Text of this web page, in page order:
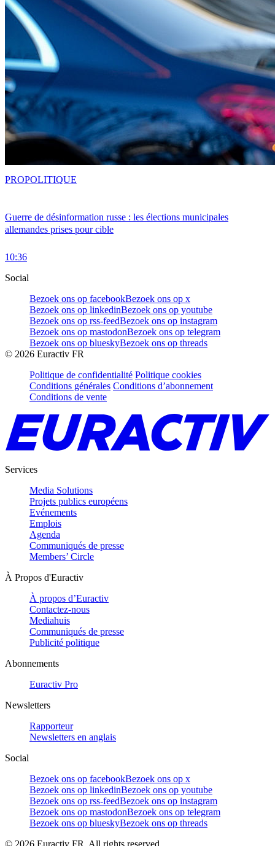
Guerre de désinformation russe : les élections municipales
allemandes prises pour cible
10:36
PROPOLITIQUE
Social
Bezoek ons op facebookBezoek ons op x
Bezoek ons op linkedinBezoek ons op youtube
Bezoek ons op rss-feedBezoek ons op instagram
Bezoek ons op mastodonBezoek ons op telegram
Bezoek ons op blueskyBezoek ons op threads
© 2026 Euractiv FR
Politique de confidentialité Politique cookies
Conditions générales Conditions d’abonnement
Conditions de vente
Services
Media Solutions
Projets publics européens
Evénements
Emplois
Agenda
Communiqués de presse
Members’ Circle
À Propos d'Euractiv
À propos d’Euractiv
Contactez-nous
Mediahuis
Communiqués de presse
Publicité politique
Abonnements
Euractiv Pro
Newsletters
Rapporteur
Newsletters en anglais
Social
Bezoek ons op facebookBezoek ons op x
Bezoek ons op linkedinBezoek ons op youtube
Bezoek ons op rss-feedBezoek ons op instagram
Bezoek ons op mastodonBezoek ons op telegram
Bezoek ons op blueskyBezoek ons op threads
© 2026 Euractiv FR. All rights reserved.